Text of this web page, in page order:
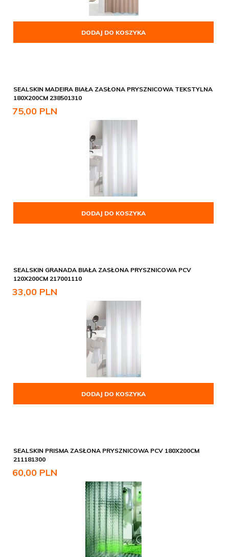
DODAJ DO KOSZYKA
SEALSKIN MADEIRA BIAŁA ZASŁONA PRYSZNICOWA TEKSTYLNA
180X200CM 238501310
75,00 PLN
DODAJ DO KOSZYKA
SEALSKIN GRANADA BIAŁA ZASŁONA PRYSZNICOWA PCV
120X200CM 217001110
33,00 PLN
DODAJ DO KOSZYKA
SEALSKIN PRISMA ZASŁONA PRYSZNICOWA PCV 180X200CM
211181300
60,00 PLN